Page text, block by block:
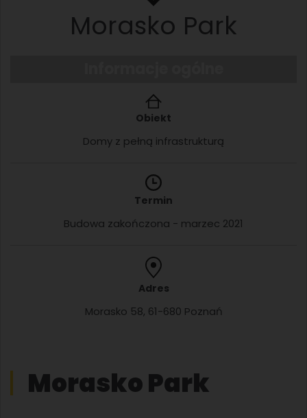
Morasko Park
Obiekt
Domy z pełną infrastrukturą
Termin
Budowa zakończona - marzec 2021
Adres
Morasko 58, 61-680 Poznań
Morasko Park